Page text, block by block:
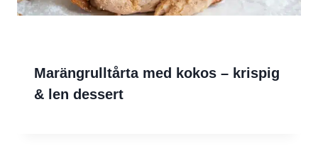
Marängrulltårta med kokos – krispig
& len dessert